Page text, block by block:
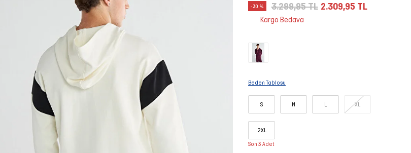
-30 % 3.299,95 TL 2.309,95 TL
Kargo Bedava
Beden Tablosu
S M L XL
2XL
Son 3 Adet